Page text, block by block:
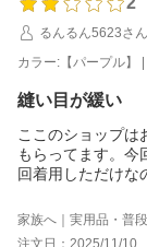
るんるん5623さん
カラー:【パープル】 |
縫い目が緩い
ここのショップは
もらってます。今
回着用しただけな
家族へ｜実用品・普
注文日：2025/11/10